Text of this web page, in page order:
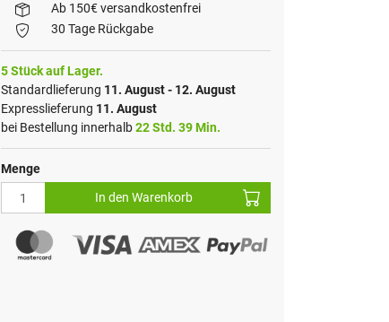
Ab 150€ versandkostenfrei
30 Tage Rückgabe
5 Stück auf Lager.
Standardlieferung 11. August - 12. August
Expresslieferung 11. August
bei Bestellung innerhalb22 Std. 39 Min.
Menge
In den Warenkorb